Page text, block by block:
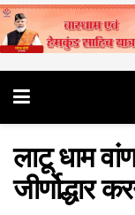
लाटू धाम
जीर्णोद्धार